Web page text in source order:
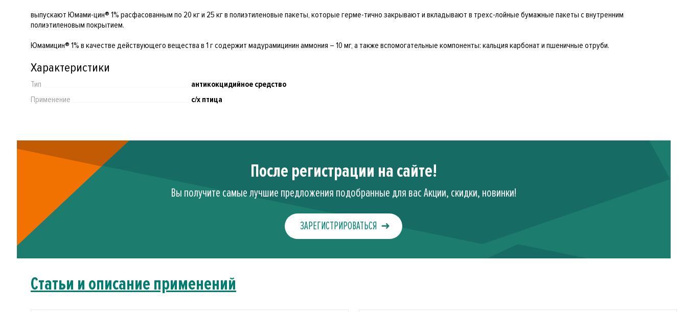
выпускают Юмами-цин® 1% расфасованным по 20 кг и 25 кг в полиэтиленовые пакеты, которые герме-тично закрывают и вкладывают в трехс-лойные бумажные пакеты с внутренним
полиэтиленовым покрытием.
Юмамицин® 1% в качестве действующего вещества в 1 г содержит мадурамицинин аммония – 10 мг, а также вспомогательные компоненты: кальция карбонат и пшеничные отруби.
Характеристики
Тип
антикокцидийное средство
Применение
с/х птица
После регистрации на сайте!
Вы получите самые лучшие предложения подобранные для вас Акции, скидки, новинки!
ЗАРЕГИСТРИРОВАТЬСЯ
Статьи и описание применений